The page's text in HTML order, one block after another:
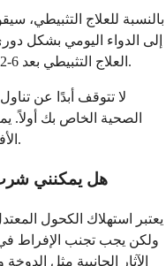
بالنسبة للعلاج التثبيطي،
إلى الدواء اليومي بشكل
العلاج التثبيطي بعد 6-12 شهرًا ومعرفة عدد مرات ظهور النوبات.
لا تتوقف أبدًا عن
الصحية الخاص بك أولاً.
الأفضل لوقف العلاج بناءً على حالتك الفردية.
هل يمكنني شرب
يعتبر استهلاك الكحول
ولكن يجب تجنب الإفراط
الآثار الجانبية مثل